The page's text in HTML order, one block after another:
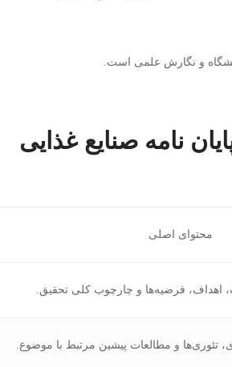
و نگارش علمی است.
محتوای اصلی
اهداف، فرضیه‌ها و چارچوب کلی تحقیق.
تئوری‌ها و مطالعات پیشین مرتبط با موضوع.